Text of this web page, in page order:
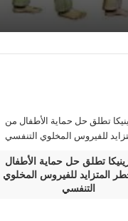
كلين
تطلق حل حماية الأطفال
المتزايد للفيروس المخلوي
التنفسي